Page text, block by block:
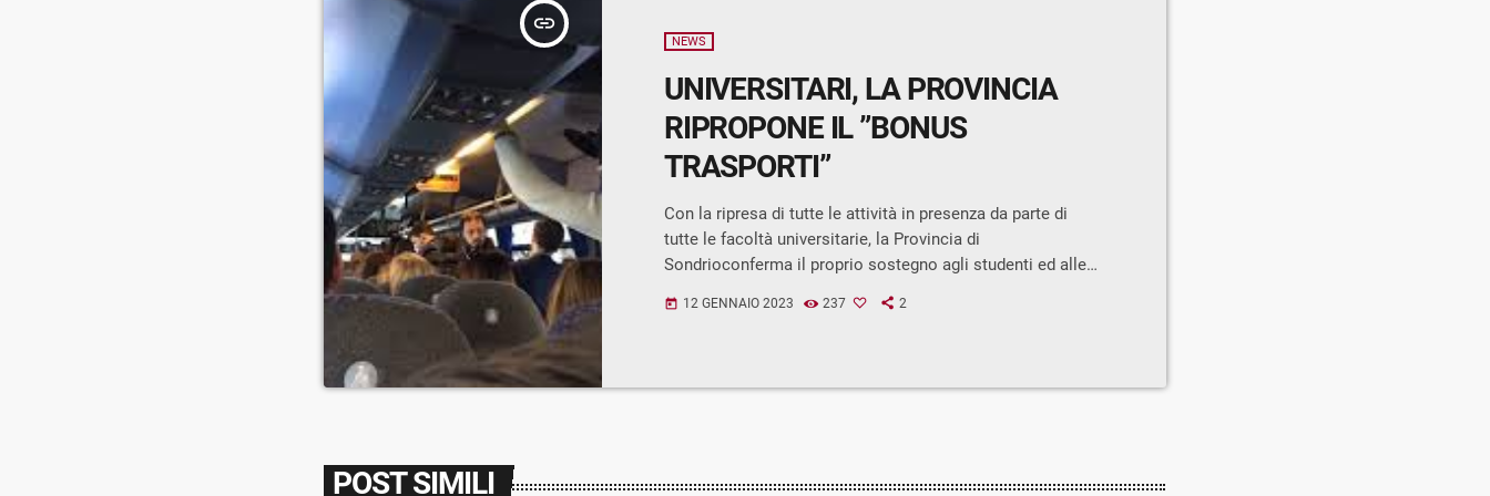
insert_link
NEWS
UNIVERSITARI, LA PROVINCIA
RIPROPONE IL ”BONUS
TRASPORTI”
Con la ripresa di tutte le attività in presenza da parte di
tutte le facoltà universitarie, la Provincia di
Sondrioconferma il proprio sostegno agli studenti ed alle
sedi accademiche.Riprende infatti l’iniziativa “bonus
concreto per abbattere i costi, in costante aumento dovuto
today 12 GENNAIO 2023 237 2
POST SIMILI